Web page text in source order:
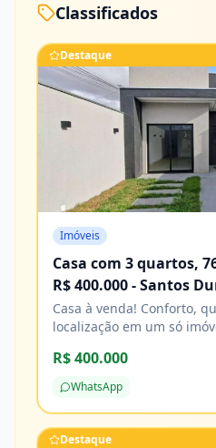
Classificados
Destaque
Imóveis
Casa com 3 quartos,
R$ 400.000 - Santos
Lagoas/MS
Casa à venda! Conforto, qualidade e excelente
localização em um só
com acabamento
de construção. Agende sua visita e venha
conhecer! Características Água Cozinha
elétrica Esgoto Lavanderia Pavimentação
Porcelanato
R$ 400.000
WhatsApp
Destaque